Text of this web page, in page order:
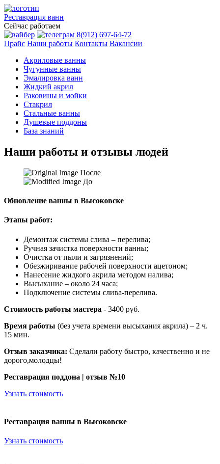
Реставрация ванн
Сейчас работаем
8(912) 697-64-72
Прайс Наши работы Контакты Вакансии
Акриловые ванны
Чугунные ванны
Эмалировка ванн
Жидкий акрил
Раковины и мойки
Стакрил
Стальные ванны
Душевые поддоны
База знаний
Наши работы и отзывы людей
После
До
Обновление ванны в Высоковске
Этапы работ:
Демонтаж системы слива – перелива;
Ручная зачистка поверхности ванны;
Очистка от пыли и загрязнений;
Обезжиривание рабочей поверхности ацетоном;
Нанесение жидкого акрила методом налива;
Высыхание – около 24 часа;
Подключение системы слива-перелива.
Стоимость работы мастера - 3400 руб.
Время работы (без учета времени высыхания акрила) – 2 ч.
15 мин.
Отзыв заказчика: Сделали работу быстро, качественно и не
дорого,молодцы!
Реставрация поддона | отзыв №10
Узнать стоимость
Реставрация ванны в Высоковске
Узнать стоимость